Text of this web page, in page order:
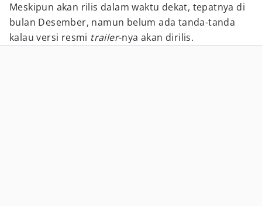
Meskipun akan rilis dalam waktu dekat, tepatnya di
bulan Desember, namun belum ada tanda-tanda
kalau versi resmi trailer-nya akan dirilis.